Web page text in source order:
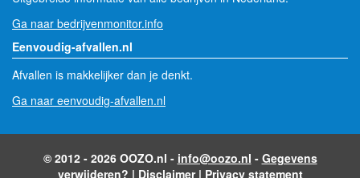
Ga naar bedrijvenmonitor.info
Eenvoudig-afvallen.nl
Afvallen is makkelijker dan je denkt.
Ga naar eenvoudig-afvallen.nl
© 2012 - 2026 OOZO.nl - info@oozo.nl - Gegevens
verwijderen? | Disclaimer| Privacy statement